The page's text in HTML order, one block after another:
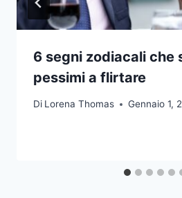
6 segni zodiacali che
pessimi a flirtare
Di Lorena Thomas Gennaio 1,